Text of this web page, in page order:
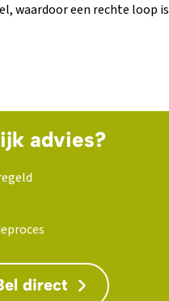
waardoor een rechte loop is
advies?
direct